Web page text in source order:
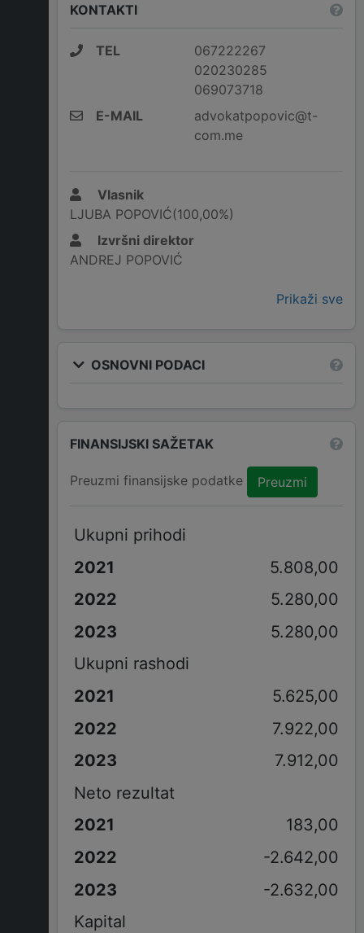
KONTAKTI
TEL
067222267
020230285
069073718
E-MAIL
advokatpopovic@t-
com.me
Vlasnik
LJUBA POPOVIĆ(100,00%)
Izvršni direktor
ANDREJ POPOVIĆ
Prikaži sve
OSNOVNI PODACI
FINANSIJSKI SAŽETAK
Preuzmi finansijske podatke Preuzmi
Ukupni prihodi
5.808,00
5.280,00
5.280,00
Ukupni rashodi
5.625,00
7.922,00
7.912,00
Neto rezultat
183,00
-2.642,00
-2.632,00
Kapital